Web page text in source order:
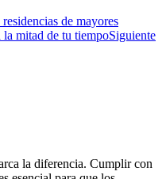
de mayores
la mitad de tu tiempoSiguiente
la diferencia. Cumplir con